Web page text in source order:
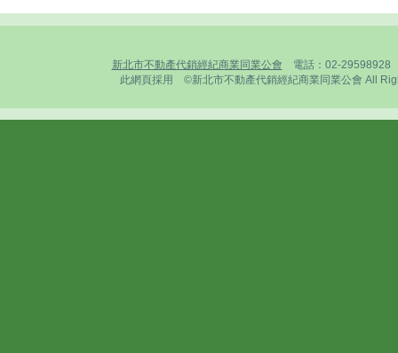
新北市不動產代銷經紀商業同業公會 電話：02-29598928
此網頁採用 ©新北市不動產代銷經紀商業同業公會 All